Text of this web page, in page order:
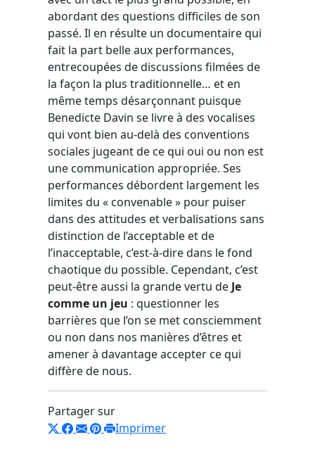
abordant des questions difficiles de son
passé. Il en résulte un documentaire qui
fait la part belle aux performances,
entrecoupées de discussions filmées de
la façon la plus traditionnelle… et en
même temps désarçonnant puisque
Benedicte Davin se livre à des vocalises
qui vont bien au-delà des conventions
sociales jugeant de ce qui oui ou non est
une communication appropriée. Ses
performances débordent largement les
limites du « convenable » pour puiser
dans des attitudes et verbalisations sans
distinction de l’acceptable et de
l’inacceptable, c’est-à-dire dans le fond
chaotique du possible. Cependant, c’est
peut-être aussi la grande vertu de Je
comme un jeu : questionner les
barrières que l’on se met consciemment
ou non dans nos manières d’êtres et
amener à davantage accepter ce qui
diffère de nous.
Partager sur
Imprimer